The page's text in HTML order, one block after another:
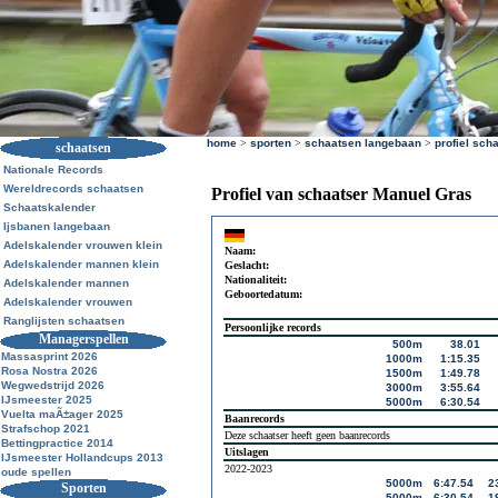
schaatsen
Nationale Records
Wereldrecords schaatsen
Schaatskalender
Ijsbanen langebaan
Adelskalender vrouwen klein
Adelskalender mannen klein
Adelskalender mannen
Adelskalender vrouwen
Ranglijsten schaatsen
Managerspellen
Massasprint 2026
Rosa Nostra 2026
Wegwedstrijd 2026
IJsmeester 2025
Vuelta maÃ±ager 2025
Strafschop 2021
Bettingpractice 2014
IJsmeester Hollandcups 2013
oude spellen
Sporten
home > sporten > schaatsen langebaan > profiel
Profiel van schaatser Manuel Gras
Naam:
Geslacht:
Nationaliteit:
Geboortedatum:
Persoonlijke records
500m
38.01
1000m
1:15.35
1500m
1:49.78
3000m
3:55.64
5000m
6:30.54
Baanrecords
Deze schaatser heeft geen baanrecords
Uitslagen
2022-2023
5000m
6:47.54